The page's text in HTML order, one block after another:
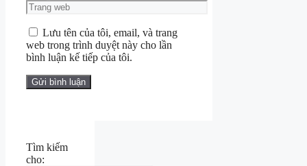
Lưu tên của tôi, email, và trang
web trong trình duyệt này cho lần
bình luận kế tiếp của tôi.
Tìm kiếm
cho: